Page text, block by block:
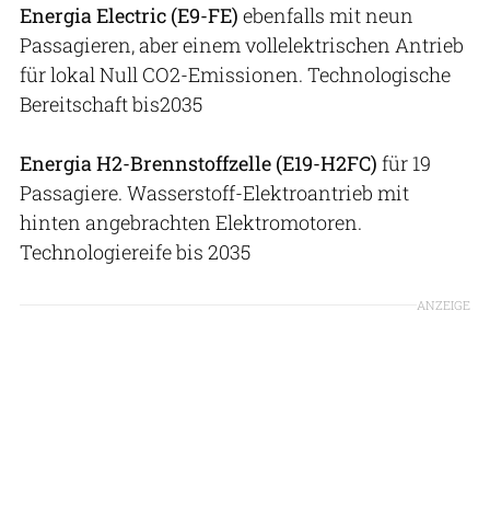
Energia Electric (E9-FE) ebenfalls mit neun
Passagieren, aber einem vollelektrischen Antrieb
für lokal Null CO2-Emissionen. Technologische
Bereitschaft bis2035
Energia H2-Brennstoffzelle (E19-H2FC) für 19
Passagiere. Wasserstoff-Elektroantrieb mit
hinten angebrachten Elektromotoren.
Technologiereife bis 2035
ANZEIGE